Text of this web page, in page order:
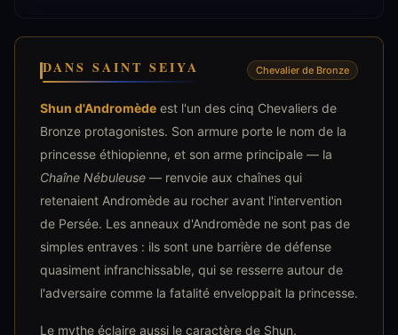
DANS SAINT SEIYA Chevalier de Bronze
Shun d'Andromède est l'un des cinq Chevaliers de
Bronze protagonistes. Son armure porte le nom de la
princesse éthiopienne, et son arme principale — la
Chaîne Nébuleuse — renvoie aux chaînes qui
retenaient Andromède au rocher avant l'intervention
de Persée. Les anneaux d'Andromède ne sont pas de
simples entraves : ils sont une barrière de défense
quasiment infranchissable, qui se resserre autour de
l'adversaire comme la fatalité enveloppait la princesse.
Le mythe éclaire aussi le caractère de Shun.